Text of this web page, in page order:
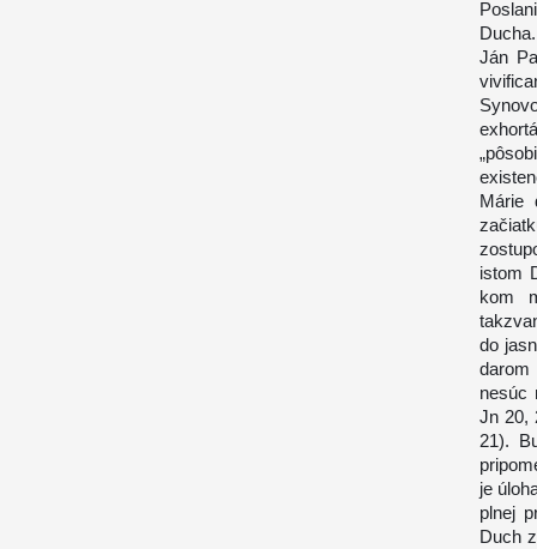
Ducha.
Ján
Márie
istom
kom
do
nesúc
Jn 20,
21).
je
plnej
Duch